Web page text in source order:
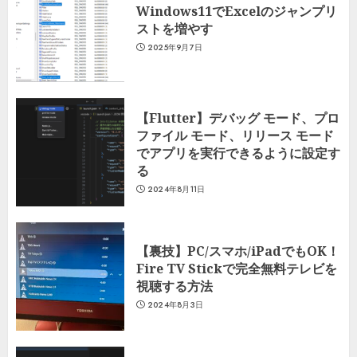
Windows11でExcelのジャンプリ
ストを増やす
2025年9月7日
【Flutter】デバッグ モード、プロ
ファイル モード、リリース モード
でアプリを実行できるように設定す
る
2024年8月11日
【裏技】PC/スマホ/iPadでもOK！
Fire TV Stickで完全無料テレビを
視聴する方法
2024年8月3日